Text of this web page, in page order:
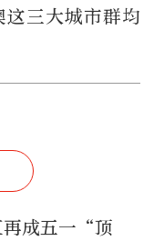
三大城市群均
再成五一“顶